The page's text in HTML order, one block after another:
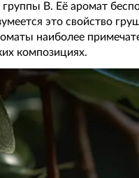
группы B. Её аромат
это свойство
наиболее
композициях.